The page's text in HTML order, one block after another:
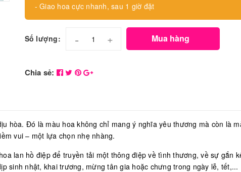
- Giao hoa cực nhanh, sau 1 giờ đặt
Số lượng: - + Mua hàng
Chia sẻ:
hòa. Đó là màu hoa không chỉ mang ý nghĩa yêu thương mà còn là
vui – một lựa chọn nhẹ nhàng.
lan hồ điệp để truyền tải một thông điệp về tình thương, về sự gắn
sinh nhật, khai trương, mừng tân gia hoặc chưng trong ngày lễ, tết,...